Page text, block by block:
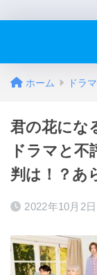
ホーム ドラマ
君の花にな
ドラマと
判は！？あ
2022年10月2日